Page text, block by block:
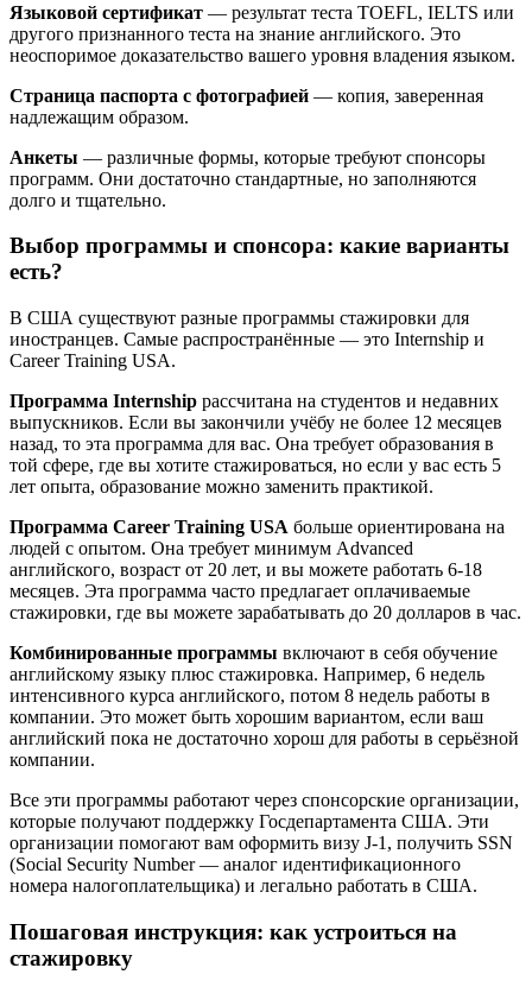
Языковой сертификат — результат теста TOEFL, IELTS или
другого признанного теста на знание английского. Это
неоспоримое доказательство вашего уровня владения языком.
Страница паспорта с фотографией — копия, заверенная
надлежащим образом.
Анкеты — различные формы, которые требуют спонсоры
программ. Они достаточно стандартные, но заполняются
долго и тщательно.
Выбор программы и спонсора: какие варианты
есть?
В США существуют разные программы стажировки для
иностранцев. Самые распространённые — это Internship и
Career Training USA.
Программа Internship рассчитана на студентов и недавних
выпускников. Если вы закончили учёбу не более 12 месяцев
назад, то эта программа для вас. Она требует образования в
той сфере, где вы хотите стажироваться, но если у вас есть 5
лет опыта, образование можно заменить практикой.
Программа Career Training USA больше ориентирована на
людей с опытом. Она требует минимум Advanced
английского, возраст от 20 лет, и вы можете работать 6-18
месяцев. Эта программа часто предлагает оплачиваемые
стажировки, где вы можете зарабатывать до 20 долларов в час.
Комбинированные программы включают в себя обучение
английскому языку плюс стажировка. Например, 6 недель
интенсивного курса английского, потом 8 недель работы в
компании. Это может быть хорошим вариантом, если ваш
английский пока не достаточно хорош для работы в серьёзной
компании.
Все эти программы работают через спонсорские организации,
которые получают поддержку Госдепартамента США. Эти
организации помогают вам оформить визу J-1, получить SSN
(Social Security Number — аналог идентификационного
номера налогоплательщика) и легально работать в США.
Пошаговая инструкция: как устроиться на
стажировку